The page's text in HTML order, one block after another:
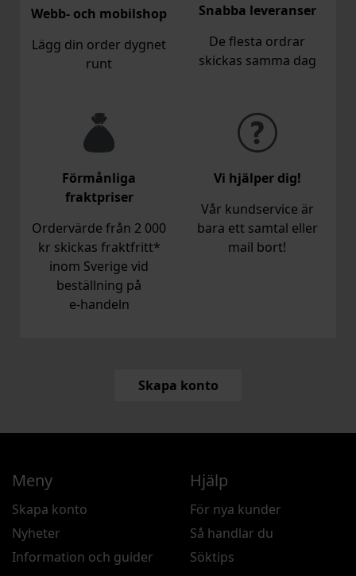
Webb- och mobilshop
Lägg din order dygnet
runt
Snabba leveranser
De flesta ordrar
skickas samma dag
Förmånliga
fraktpriser
Ordervärde från 2 000
kr skickas fraktfritt*
inom Sverige vid
beställning på
e‑handeln
Vi hjälper dig!
Vår kundservice är
bara ett samtal eller
mail bort!
Skapa konto
Meny
Skapa konto
Nyheter
Information och guider
Hjälp
För nya kunder
Så handlar du
Söktips